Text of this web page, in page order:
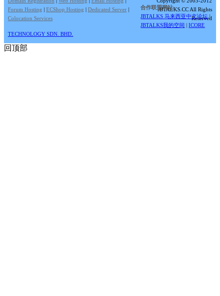
Forum Hosting | ECShop Hosting | Dedicated Server |
Colocation Services
JBTALKS.CC All Rights
Reserved
合作联盟网站:
JBTALKS 马来西亚中文论坛 |
JBTALKS我的空间 |ICORE
TECHNOLOGY SDN. BHD.
回顶部